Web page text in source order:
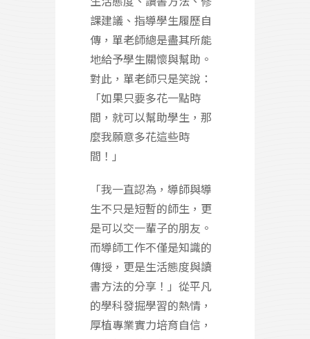
課建議、指導學生履歷自
傳，單老師總是盡其所能
地給予學生關懷與幫助。
對此，單老師只是笑說：
「如果只要多花一點時
間，就可以幫助學生，那
麼我願意多花這些時
間！」
「我一直認為，導師與導
生不只是短暫的師生，更
是可以交一輩子的朋友。
而導師工作不僅是知識的
傳授，更是生活態度與讀
書方法的分享！」從平凡
的學科發掘學習的熱情，
厚植專業實力培育自信，